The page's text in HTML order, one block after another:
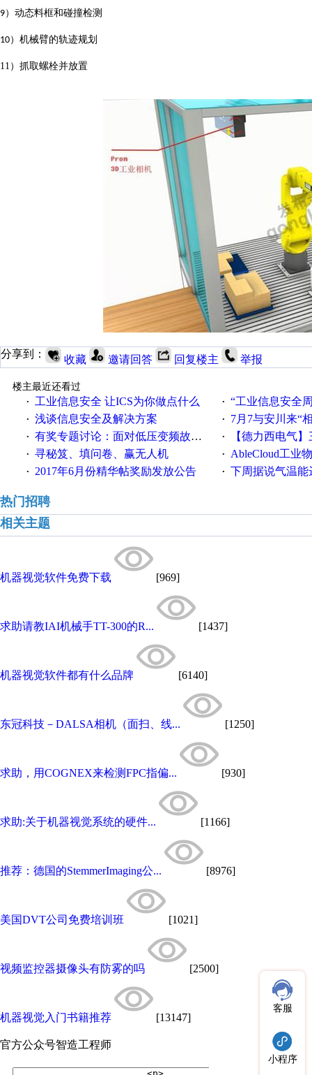
9）动态料框和碰撞检测
10）机械臂的轨迹规划
11） 抓取螺栓并放置
分享到： 收藏 邀请回答 回复楼主 举报
楼主最近还看过
·
工业信息安全 让ICS为你做点什么 · “工业信息安全周之我见”
· 浅谈信息安全及解决方案 · 7月7与安川来“
· 有奖专题讨论：面对低压变频故障，老手是这样解决的！ · 【德力西电气】三
· 寻秘笈、填问卷、赢无人机 · AbleCloud工业物联
· 2017年6月份精华帖奖励发放公告 · 下周据说气温能
热门招聘
相关主题
机器视觉软件免费下载 [969]
求助请教IAI机械手TT-300的R... [1437]
机器视觉软件都有什么品牌 [6140]
东冠科技－DALSA相机（面扫、线... [1250]
求助，用COGNEX来检测FPC指偏... [930]
求助:关于机器视觉系统的硬件... [1166]
推荐：德国的StemmerImaging公... [8976]
美国DVT公司免费培训班 [1021]
视频监控器摄像头有防雾的吗 [2500]
机器视觉入门书籍推荐 [13147]
官方公众号智造工程师
客服
小程序